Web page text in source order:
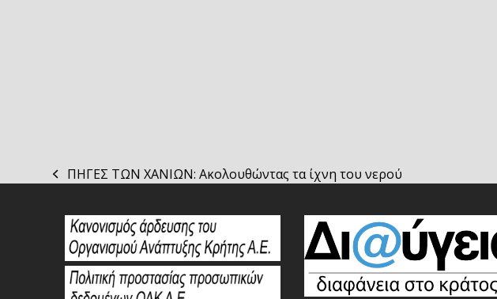
previous
ΠΗΓΕΣ ΤΩΝ ΧΑΝΙΩΝ: Ακολουθώντας τα ίχνη του νερού